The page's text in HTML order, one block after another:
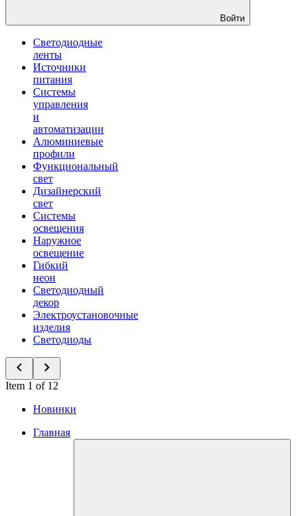
Войти
Светодиодные
ленты
Источники
питания
Системы
управления
и
автоматизации
Алюминиевые
профили
Функциональный
свет
Дизайнерский
свет
Системы
освещения
Наружное
освещение
Гибкий
неон
Светодиодный
декор
Электроустановочные
изделия
Светодиоды
Item 1 of 12
Новинки
Главная